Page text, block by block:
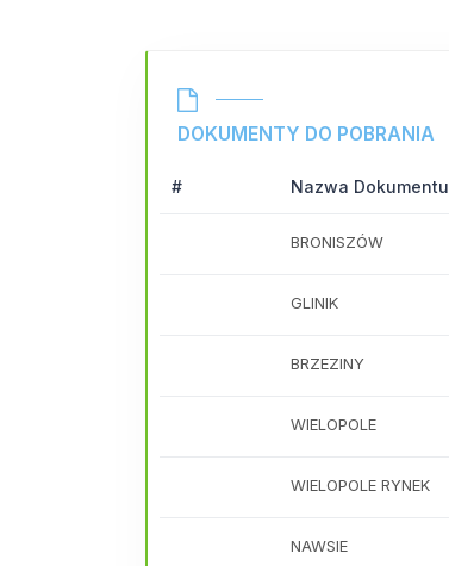
DOKUMENTY DO POBRANIA
# Nazwa Dokumentu
BRONISZÓW
GLINIK
BRZEZINY
WIELOPOLE
WIELOPOLE RYNEK
NAWSIE